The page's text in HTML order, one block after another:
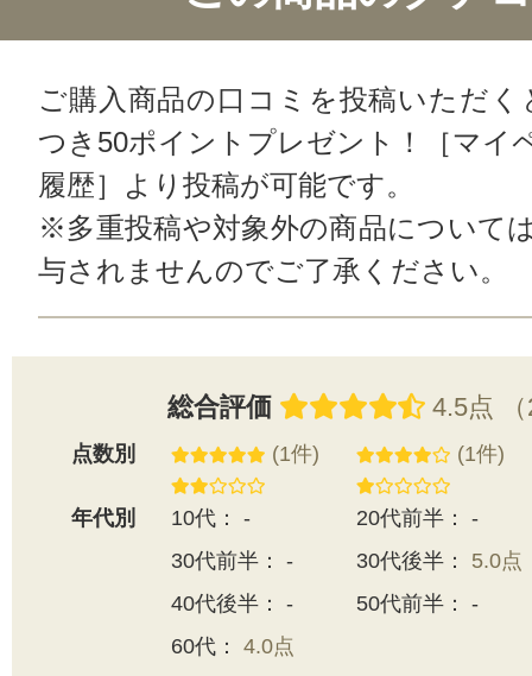
ご購入商品の口コミを投稿いただく
つき50ポイントプレゼント！［マイ
履歴］より投稿が可能です。
※多重投稿や対象外の商品について
与されませんのでご了承ください。
総合評価 4.5点
点数別 (1件) (1件)
年代別 10代： -
20代前半： -
30代前半： -
30代後半： 5.0点
40代後半： -
50代前半： -
60代： 4.0点